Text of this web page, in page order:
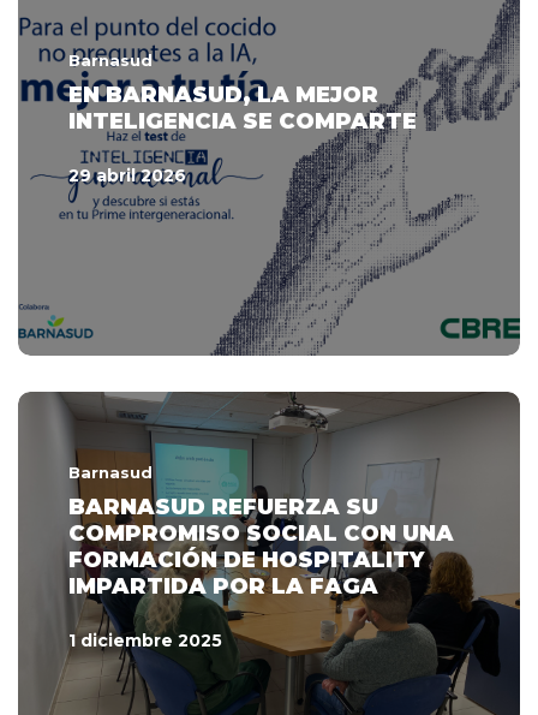
Barnasud
EN BARNASUD, LA MEJOR
INTELIGENCIA SE COMPARTE
29 abril 2026
Barnasud
BARNASUD REFUERZA SU
COMPROMISO SOCIAL CON UNA
FORMACIÓN DE HOSPITALITY
IMPARTIDA POR LA FAGA
1 diciembre 2025